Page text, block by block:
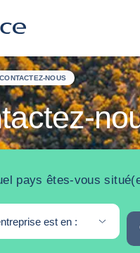
- Page d'accueil Groupe
d'accueil
CONTACTEZ-NOUS
pays êtes-vous
est en :